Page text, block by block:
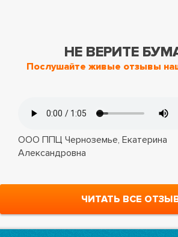
НЕ ВЕРИТЕ
Послушайте живые отзывы
ООО ППЦ Черноземье, Екатерина
Александровна
ЧИТАТЬ ВСЕ